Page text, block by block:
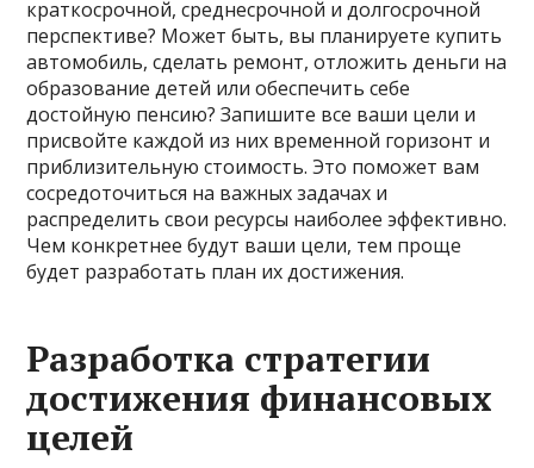
краткосрочной, среднесрочной и долгосрочной
перспективе? Может быть, вы планируете купить
автомобиль, сделать ремонт, отложить деньги на
образование детей или обеспечить себе
достойную пенсию? Запишите все ваши цели и
присвойте каждой из них временной горизонт и
приблизительную стоимость. Это поможет вам
сосредоточиться на важных задачах и
распределить свои ресурсы наиболее эффективно.
Чем конкретнее будут ваши цели, тем проще
будет разработать план их достижения.
Разработка стратегии
достижения финансовых
целей